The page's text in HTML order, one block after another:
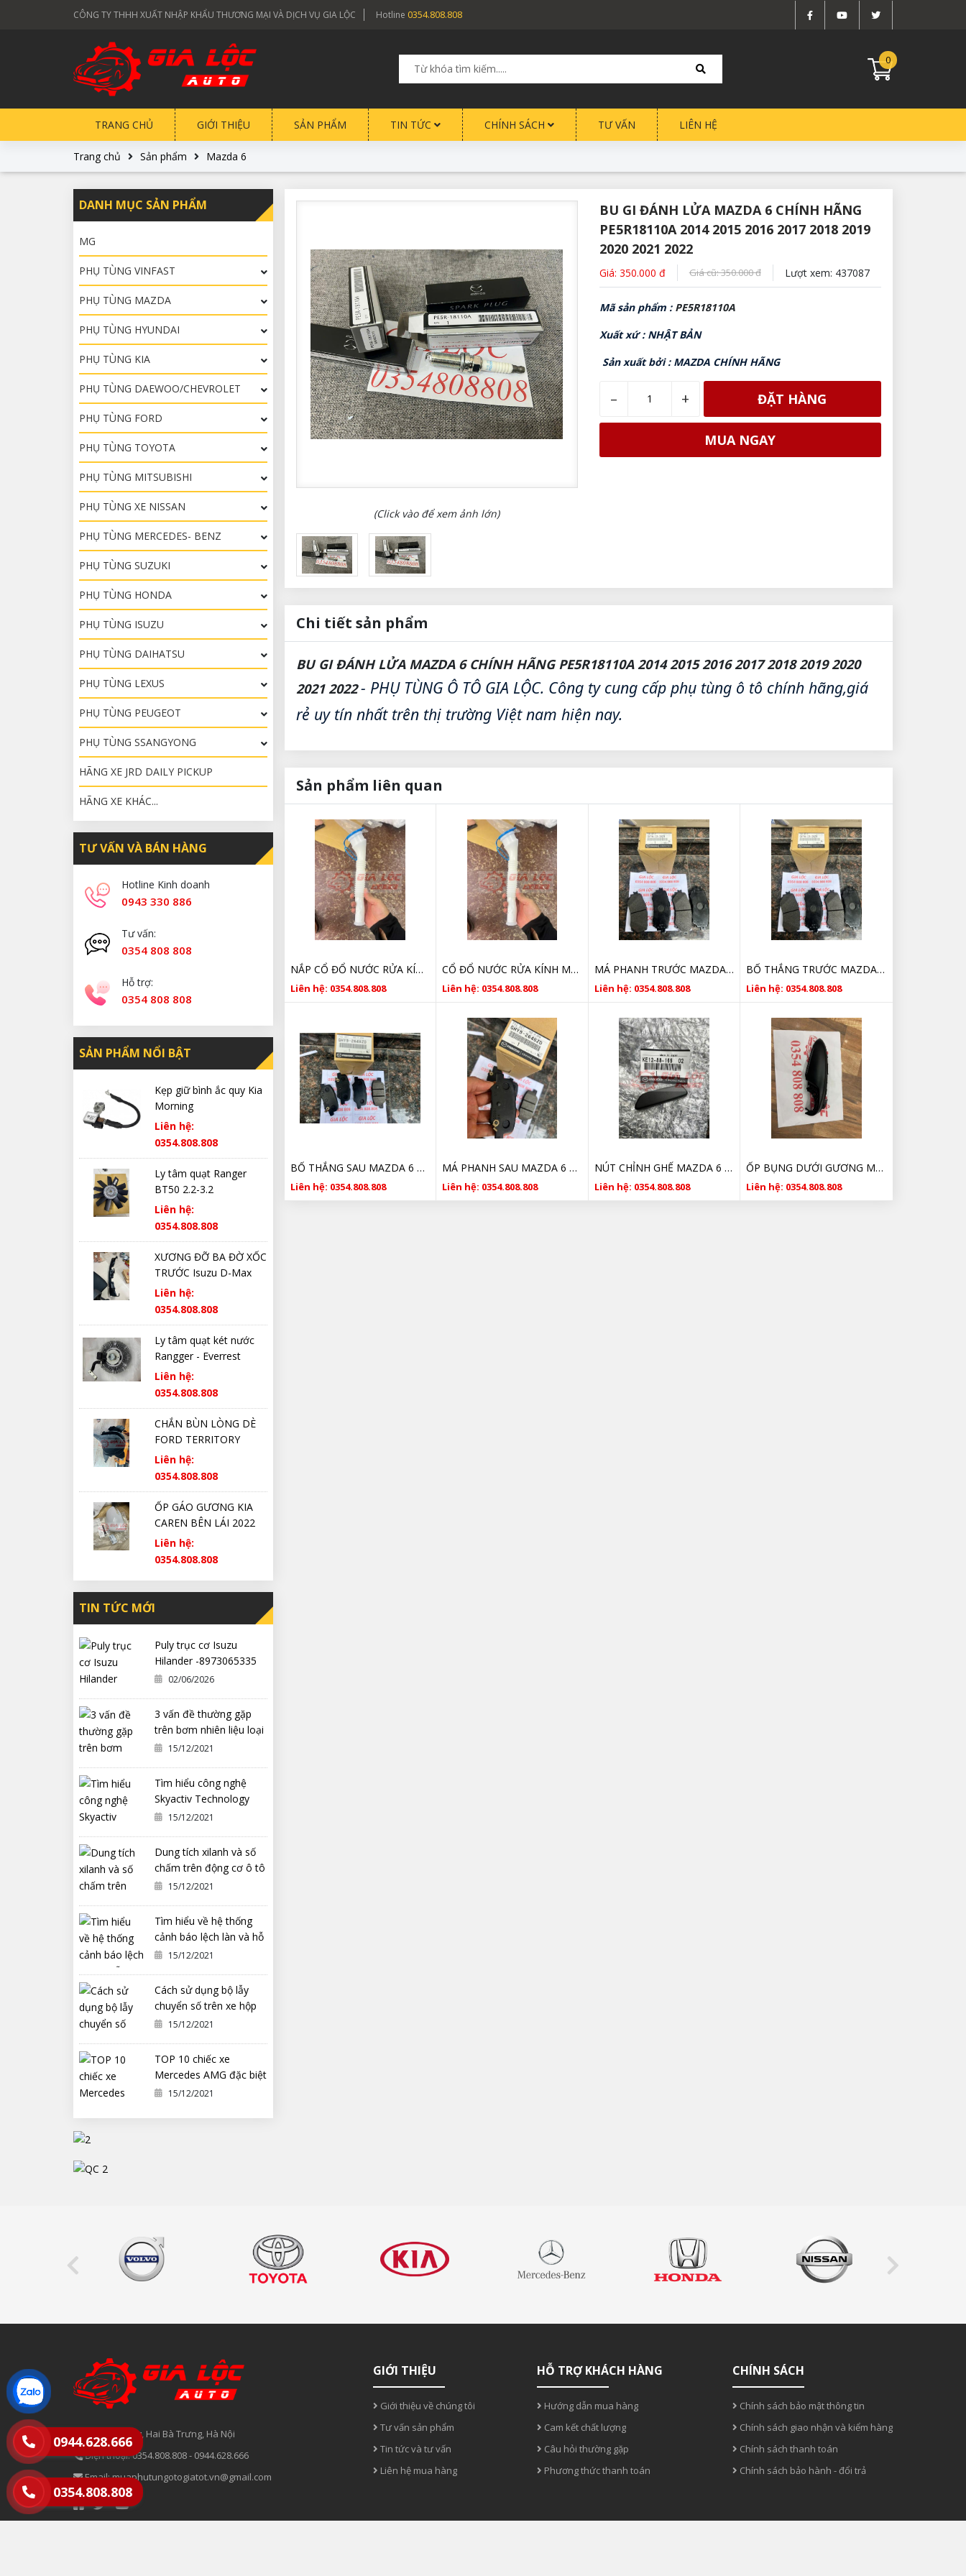
CÔNG TY THHH XUẤT NHẬP KHẨU THƯƠNG MẠI VÀ DỊCH VỤ GIA LỘC Hotline 0354.808.808
0
TRANG CHỦ GIỚI THIỆU SẢN PHẨM TIN TỨC CHÍNH SÁCH TƯ VẤN LIÊN HỆ
Trang chủ Sản phẩm Mazda 6
DANH MỤC SẢN PHẨM
MG
PHỤ TÙNG VINFAST
PHỤ TÙNG MAZDA
PHỤ TÙNG HYUNDAI
PHỤ TÙNG KIA
PHỤ TÙNG DAEWOO/CHEVROLET
PHỤ TÙNG FORD
PHỤ TÙNG TOYOTA
PHỤ TÙNG MITSUBISHI
PHỤ TÙNG XE NISSAN
PHỤ TÙNG MERCEDES- BENZ
PHỤ TÙNG SUZUKI
PHỤ TÙNG HONDA
PHỤ TÙNG ISUZU
PHỤ TÙNG DAIHATSU
PHỤ TÙNG LEXUS
PHỤ TÙNG PEUGEOT
PHỤ TÙNG SSANGYONG
HÃNG XE JRD DAILY PICKUP
HÃNG XE KHÁC...
TƯ VẤN VÀ BÁN HÀNG
Hotline Kinh doanh
0943 330 886
Tư vấn:
0354 808 808
Hỗ trợ:
0354 808 808
SẢN PHẨM NỔI BẬT
Kẹp giữ bình ắc quy Kia
Morning
Liên hệ:
0354.808.808
Ly tâm quạt Ranger
BT50 2.2-3.2
Liên hệ:
0354.808.808
XƯƠNG ĐỠ BA ĐỜ XỐC
TRƯỚC Isuzu D-Max
Liên hệ:
0354.808.808
Ly tâm quạt két nước
Rangger - Everrest
Liên hệ:
0354.808.808
CHẮN BÙN LÒNG DÈ
FORD TERRITORY
CHÍNH HÃNG
Liên hệ:
0354.808.808
ỐP GÁO GƯƠNG KIA
CAREN BÊN LÁI 2022
2023 2024 2025 CHÍNH
HÃNG
Liên hệ:
0354.808.808
TIN TỨC MỚI
Puly trục cơ Isuzu
Hilander -8973065335
02/06/2026
3 vấn đề thường gặp
trên bơm nhiên liệu loại
cơ khí15/12/2021
Tìm hiểu công nghệ
Skyactiv Technology
trên xe Mazda
15/12/2021
Dung tích xilanh và số
chấm trên động cơ ô tô
có ý nghĩa gì?
15/12/2021
Tìm hiểu về hệ thống
cảnh báo lệch làn và hỗ
trợ duy trì làn đường
15/12/2021
Cách sử dụng bộ lẫy
chuyển số trên xe hộp
số tự động ô tô
15/12/2021
TOP 10 chiếc xe
Mercedes AMG đặc biệt
nhất từng được chế tạo
15/12/2021
(Click vào để xem ảnh lớn)
BU GI ĐÁNH LỬA MAZDA 6 CHÍNH HÃNG
PE5R18110A 2014 2015 2016 2017 2018 2019
2020 2021 2022
Giá: 350.000 đ Giá cũ: 350.000 đ Lượt xem: 437087
Mã sản phẩm : PE5R18110A
Xuất xứ : NHẬT BẢN
Sản xuất bởi : MAZDA CHÍNH HÃNG
– + ĐẶT HÀNG
MUA NGAY
Chi tiết sản phẩm
BU GI ĐÁNH LỬA MAZDA 6 CHÍNH HÃNG PE5R18110A 2014 2015 2016 2017 2018 2019 2020
2021 2022- PHỤ TÙNG Ô TÔ GIA LỘC. Công ty cung cấp phụ tùng ô tô chính hãng,giá
rẻ uy tín nhất trên thị trường Việt nam hiện nay.
Sản phẩm liên quan
NẮP CỔ ĐỔ NƯỚC RỬA KÍNH MAZDA 6 GIÁ RẺ
Liên hệ: 0354.808.808
CỔ ĐỔ NƯỚC RỬA KÍNH MAZDA 6 GIÁ RẺ
Liên hệ: 0354.808.808
MÁ PHANH TRƯỚC MAZDA 6 G4YA3328ZB CHÍNH HÃNG 2014 2015 2016 2017 2018
Liên hệ: 0354.808.808
BỐ THẮNG TRƯỚC MAZDA 6 G4YA3328ZB CHÍNH HÃNG 2014 2015 2016 2017 2018
Liên hệ: 0354.808.808
BỐ THẮNG SAU MAZDA 6 GHY92648ZD CHÍNH HÃNG 2014 2015 2016 2017 2018
Liên hệ: 0354.808.808
MÁ PHANH SAU MAZDA 6 GHY92648ZD CHÍNH HÃNG 2014 2015 2016 2017 2018
Liên hệ: 0354.808.808
NÚT CHỈNH GHẾ MAZDA 6 KE128816602 CHÍNH HÃNG
Liên hệ: 0354.808.808
ỐP BỤNG DƯỚI GƯƠNG MAZDA 6 GIÁ RẺ
Liên hệ: 0354.808.808
215 Tô Hoàng, Hai Bà Trưng, Hà Nội
Điện thoại:0354.808.808- 0944.628.666
Email:muaphutungotogiatot.vn@gmail.com
GIỚI THIỆU
Giới thiệu về chúng tôi
Tư vấn sản phẩm
Tin tức và tư vấn
Liên hệ mua hàng
HỖ TRỢ KHÁCH HÀNG
Hướng dẫn mua hàng
Cam kết chất lượng
Câu hỏi thường gặp
Phương thức thanh toán
CHÍNH SÁCH
Chính sách bảo mật thông tin
Chính sách giao nhận và kiểm hàng
Chính sách thanh toán
Chính sách bảo hành - đổi trả
0354.808.808
0944.628.666